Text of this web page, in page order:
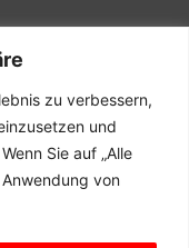
zu verbessern,
und
Sie auf „Alle
von